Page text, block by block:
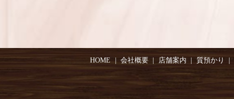
HOME 会社概要 店舗案内 質預かり